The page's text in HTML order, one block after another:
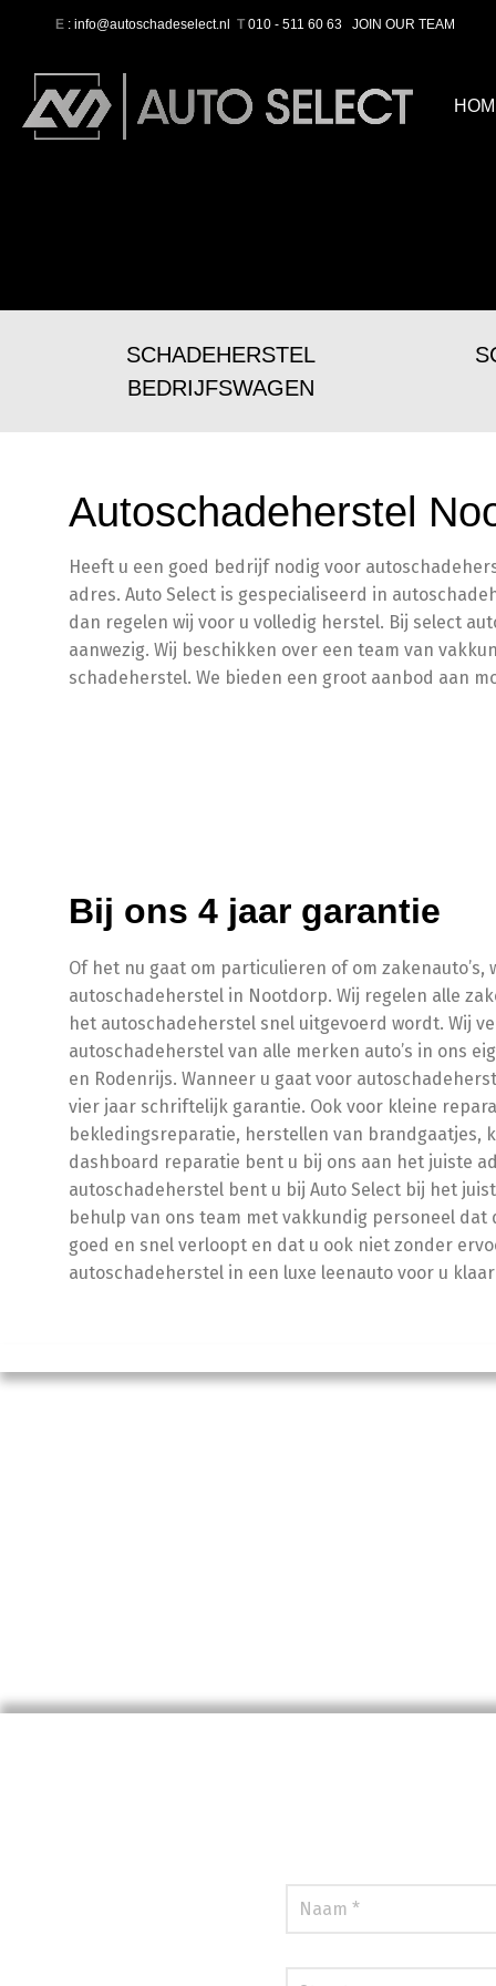
E : info@autoschadeselect.nl T 010 - 511 60 63 JOIN OUR TEAM
SCHADEHERSTEL
BEDRIJFSWAGEN
Autoschadeherstel
Heeft u een goed bedrijf nodig voor
adres. Auto Select is gespecialiseerd in
dan regelen wij voor u volledig herstel. Bij select
aanwezig. Wij beschikken over een team van
schadeherstel. We bieden een groot aanbod aan
Bij ons 4 jaar garantie
Of het nu gaat om particulieren of om
autoschadeherstel in Nootdorp. Wij regelen alle
het autoschadeherstel snel uitgevoerd wordt. Wij
autoschadeherstel van alle merken auto’s in ons
en Rodenrijs. Wanneer u gaat voor
vier jaar schriftelijk garantie. Ook voor kleine
bekledingsreparatie, herstellen van brandgaatjes,
dashboard reparatie bent u bij ons aan het juiste
autoschadeherstel bent u bij Auto Select bij het
behulp van ons team met vakkundig personeel
goed en snel verloopt en dat u ook niet zonder
autoschadeherstel in een luxe leenauto voor u